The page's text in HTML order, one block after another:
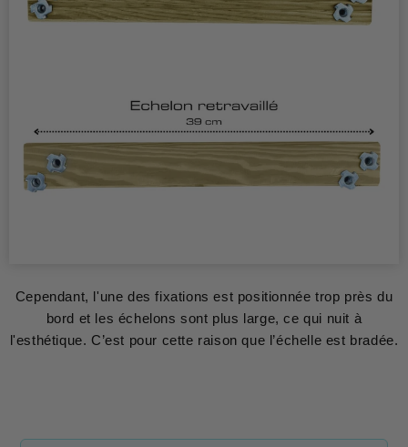
Cependant, l'une des fixations est positionnée trop près du
bord et les échelons sont plus large, ce qui nuit à
l'esthétique. C’est pour cette raison que l’échelle est bradée.